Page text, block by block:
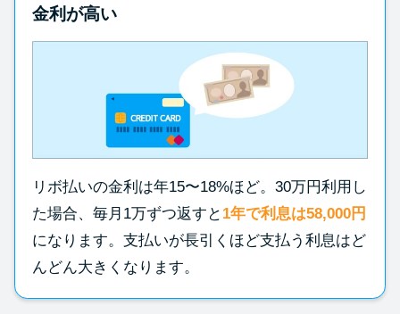
金利が高い
リボ払いの金利は年15〜18%ほど。30万円利用し
た場合、毎月1万ずつ返すと 1年で利息は58,000円
になります。支払いが長引くほど支払う利息はど
んどん大きくなります。